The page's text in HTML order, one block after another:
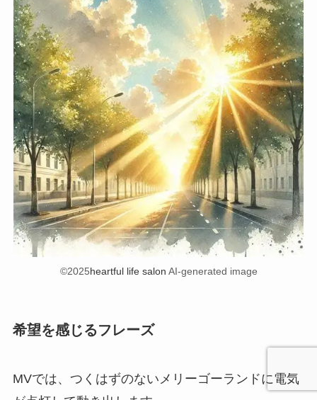
©2025heartful life salon AI-generated image
希望を感じるフレーズ
MVでは、つくはずのないメリーゴーランドに電気